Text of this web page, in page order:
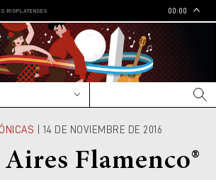
RIOPLATENSES 00:00
| 14 DE NOVIEMBRE DE 2016
Flamenco®